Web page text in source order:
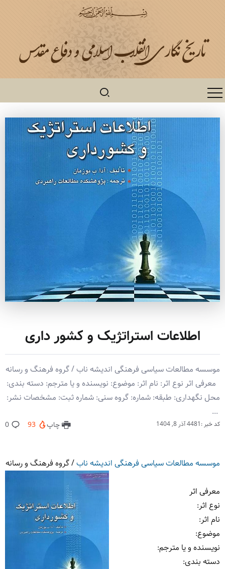
اطلاعات استراتژیک و کشور داری
موسسه مطالعات سیاسی فرهنگی اندیشه ناب / گروه فرهنگ و رسانه
معرفی اثر نوع اثر: نام اثر: موضوع: نویسنده و یا مترجم: دسته بندی:
محل نگهداری: طبقه: شماره: گروه سنی: شماره ثبت: مشخصات نشر:
‏‫ ‏‬...
کد خبر :4481 آذر 8, 1404 چاپ 93
0
موسسه مطالعات سیاسی فرهنگی اندیشه ناب/گروه فرهنگ و رسانه
معرفی اثر
نوع اثر:
نام اثر:
موضوع:
نویسنده و یا مترجم:
دسته بندی: